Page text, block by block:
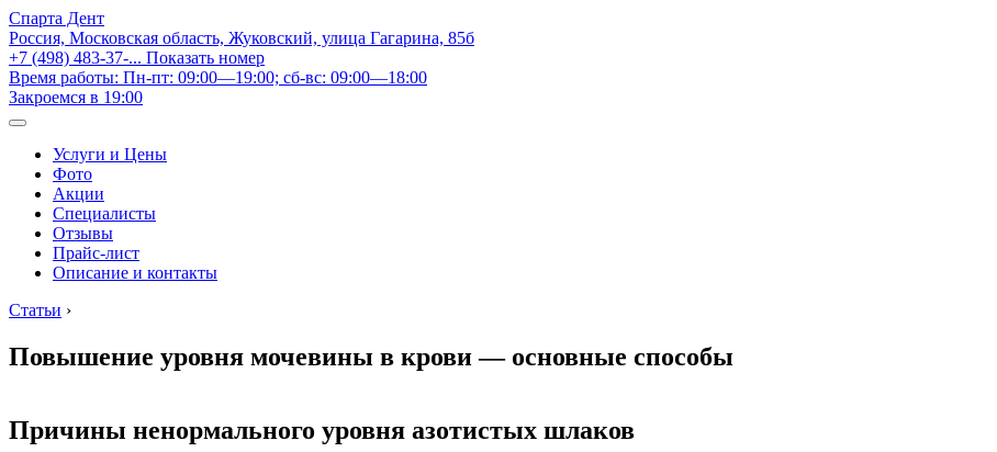
Спарта Дент
Россия, Московская область, Жуковский, улица Гагарина, 85б
+7 (498) 483-37-... Показать номер
Время работы: Пн-пт: 09:00—19:00; сб-вс: 09:00—18:00
Закроемся в 19:00
Услуги и Цены
Фото
Акции
Специалисты
Отзывы
Прайс-лист
Описание и контакты
Статьи ›
Повышение уровня мочевины в крови — основные способы
Причины ненормального уровня азотистых шлаков